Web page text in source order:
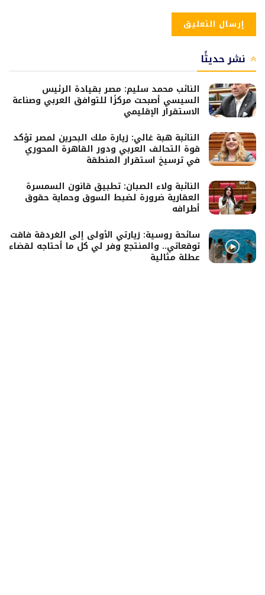
نشر حديثًا
النائب محمد سليم: مصر بقيادة الرئيس
السيسي أصبحت مركزًا للتوافق العربي وصناعة
الاستقرار الإقليمي
النائبة هبة غالي: زيارة ملك البحرين لمصر تؤكد
قوة التحالف العربي ودور القاهرة المحوري
في ترسيخ استقرار المنطقة
النائبة ولاء الصبان: تطبيق قانون السمسرة
العقارية ضرورة لضبط السوق وحماية حقوق
أطرافه
سائحة روسية: زيارتي الأولى إلى الغردقة فاقت
توقعاتي.. والمنتجع وفر لي كل ما أحتاجه لقضاء
عطلة مثالية